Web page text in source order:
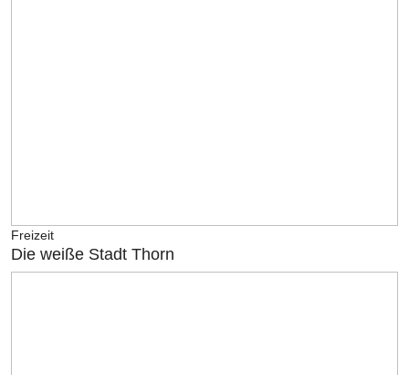
Freizeit
Die weiße Stadt Thorn